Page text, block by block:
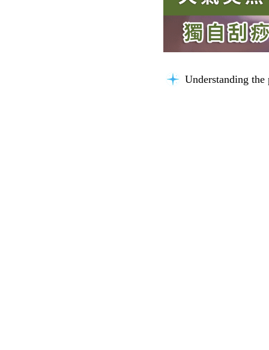
Understanding the